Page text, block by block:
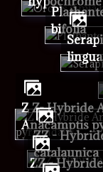
Plathantera
bifolia
Serapia
lingua
Z Z- Hybride Anacamptis palustris X
Anacamptis
ZZ - Hybride Ophrys araneola X Ophrys
catalaunica
ZZ - Hybride Ophrys forestieri X Ophrys